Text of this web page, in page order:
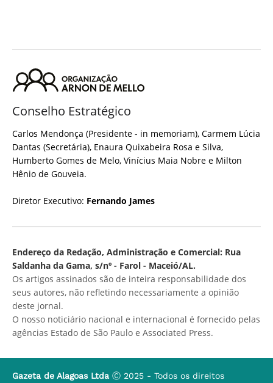
Conselho Estratégico
Carlos Mendonça (Presidente - in memoriam), Carmem Lúcia
Dantas (Secretária), Enaura Quixabeira Rosa e Silva,
Humberto Gomes de Melo, Vinícius Maia Nobre e Milton
Hênio de Gouveia.
Diretor Executivo: Fernando James
Endereço da Redação, Administração e Comercial: Rua
Saldanha da Gama, s/nº - Farol - Maceió/AL.
Os artigos assinados são de inteira responsabilidade dos
seus autores, não refletindo necessariamente a opinião
deste jornal.
O nosso noticiário nacional e internacional é fornecido pelas
agências Estado de São Paulo e Associated Press.
Gazeta de Alagoas Ltda Ⓒ 2025 - Todos os direitos